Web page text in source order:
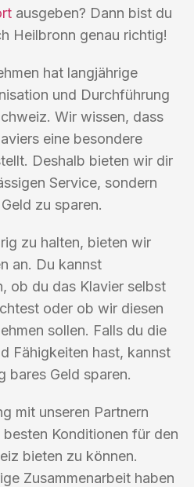
ausgeben? Dann bist du
Heilbronn genau richtig!
hat langjährige
und Durchführung
Wir wissen, dass
eine besondere
Deshalb bieten wir dir
Service, sondern
zu sparen.
zu halten, bieten wir
an. Du kannst
ob du das Klavier selbst
oder ob wir diesen
sollen. Falls du die
Fähigkeiten hast, kannst
bares Geld sparen.
mit unseren Partnern
Konditionen für den
bieten zu können.
Zusammenarbeit haben